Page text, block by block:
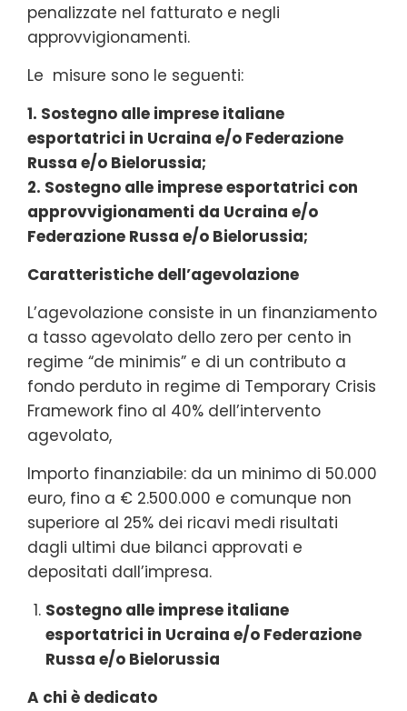
penalizzate nel fatturato e negli
approvvigionamenti.
Le misure sono le seguenti:
1. Sostegno alle imprese italiane
esportatrici in Ucraina e/o Federazione
Russa e/o Bielorussia;
2. Sostegno alle imprese esportatrici con
approvvigionamenti da Ucraina e/o
Federazione Russa e/o Bielorussia;
Caratteristiche dell’agevolazione
L’agevolazione consiste in un finanziamento
a tasso agevolato dello zero per cento in
regime “de minimis” e di un contributo a
fondo perduto in regime di Temporary Crisis
Framework fino al 40% dell’intervento
agevolato,
Importo finanziabile: da un minimo di 50.000
euro, fino a € 2.500.000 e comunque non
superiore al 25% dei ricavi medi risultati
dagli ultimi due bilanci approvati e
depositati dall’impresa.
Sostegno alle imprese italiane
esportatrici in Ucraina e/o Federazione
Russa e/o Bielorussia
A chi è dedicato